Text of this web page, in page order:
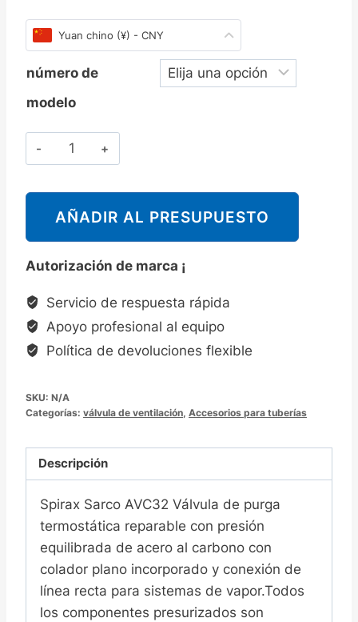
Yuan chino (¥) - CNY
número de
modelo
Cantidad
斯
Sarco
AVC32
钢
材
蒸
系
统
空
气
阀
AÑADIR AL PRESUPUESTO
Autorización de marca ¡
Servicio de respuesta rápida
Apoyo profesional al equipo
Política de devoluciones flexible
SKU: N/A
Categorías: válvula de ventilación, Accesorios para tuberías
Descripción
Spirax Sarco AVC32 Válvula de purga
termostática reparable con presión
equilibrada de acero al carbono con
colador plano incorporado y conexión de
línea recta para sistemas de vapor.Todos
los componentes presurizados son